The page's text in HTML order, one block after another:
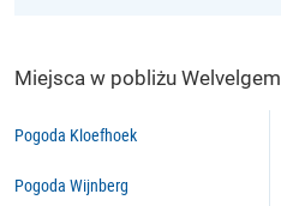
Miejsca w pobliżu Welvelgem
Pogoda Kloefhoek
Pogoda Wijnberg